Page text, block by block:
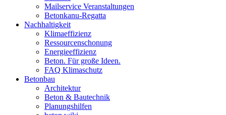
Mailservice Veranstaltungen
Betonkanu-Regatta
Nachhaltigkeit
Klimaeffizienz
Ressourcenschonung
Energieeffizienz
Beton. Für große Ideen.
FAQ Klimaschutz
Betonbau
Architektur
Beton & Bautechnik
Planungshilfen